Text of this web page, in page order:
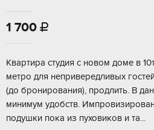
1 700 
Квартира студия с новом доме в
метро для непривередливых
(до бронирования), продлить. В
минимум удобств.
подушки пока из пуховиков и та...